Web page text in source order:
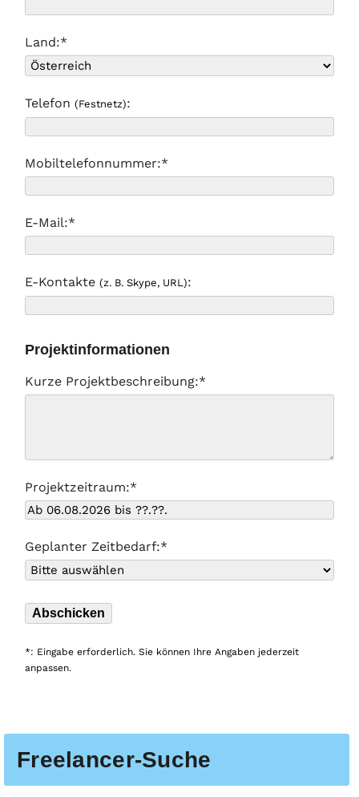
Freelancer-Suche
Land:*
Telefon (Festnetz):
Mobiltelefonnummer:*
E-Mail:*
E-Kontakte (z. B. Skype, URL):
Projektinformationen
Kurze Projektbeschreibung:*
Projektzeitraum:*
Geplanter Zeitbedarf:*
*: Eingabe erforderlich. Sie können Ihre Angaben jederzeit
anpassen.